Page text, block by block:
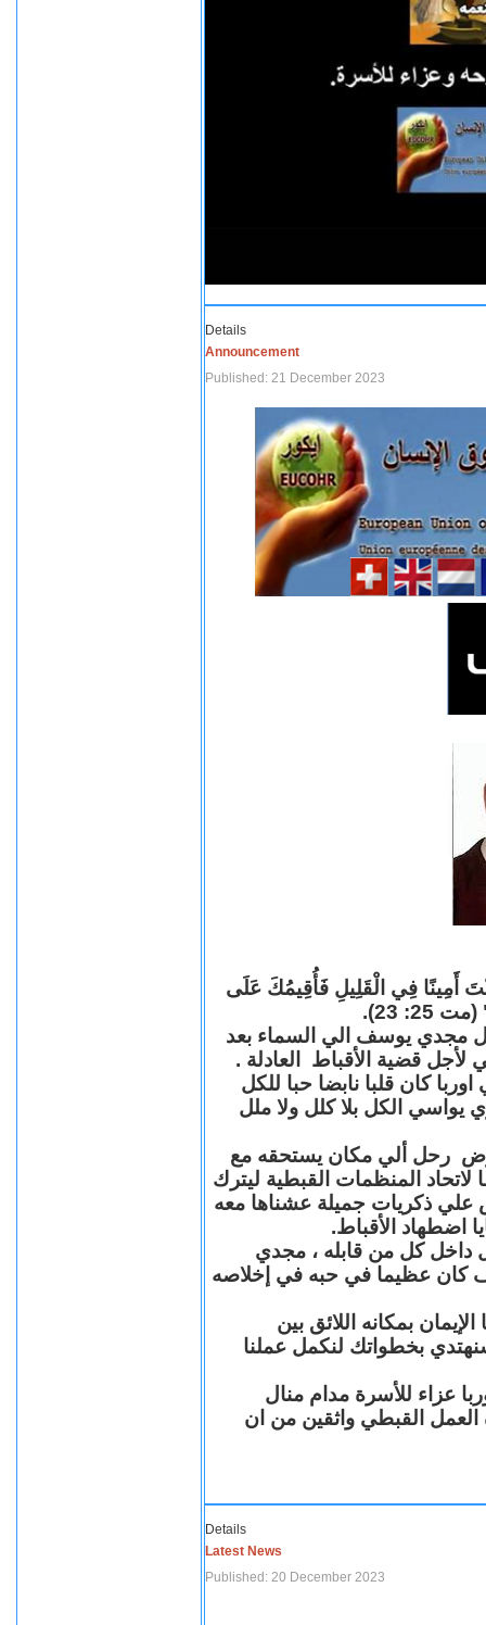
Details
Announcement
Published: 21 December 2023
أَمِينًا فِي الْقَلِيلِ فَأُقِيمُكَ عَلَى
23).
مجدي يوسف الي السماء بعد
قضية الأقباط العادلة .
كان قلبا نابضا حبا للكل
يواسي الكل بلا كلل ولا ملل
رحل ألي مكان يستحقه مع
المنظمات القبطية ليترك
علي ذكريات جميلة عشناها معه
اضطهاد الأقباط.
داخل كل من قابله ، مجدي
عظيما في حبه في إخلاصه
بمكانه اللائق بين
بخطواتك لنكمل عملنا
عزاء للأسرة مدام منال
العمل القبطي واثقين من ان
Details
Latest News
Published: 20 December 2023